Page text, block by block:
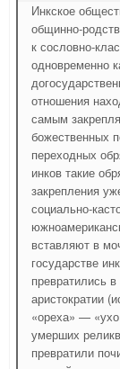
Инкское
общинно-
к сословно-
одновременно
отношения
самым
божественных
переходных
инков такие
закрепления
социально-
вставляют в
государстве
превратились
аристократии
«ореха» —
умерших
превратили